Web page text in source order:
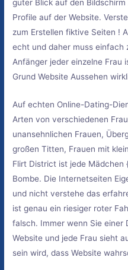
guter Blick auf den
Profile auf der Website.
zum Erstellen fiktive Seiten !
echt und daher muss einfach
Anfänger jeder einzelne Frau
Grund Website Aussehen
Auf echten Online-Dating-
Arten von verschiedenen
unansehnlichen Frauen,
großen Titten, Frauen mit
Flirt District ist jede
Bombe. Die Internetseiten
und nicht verstehe das
ist genau ein riesiger roter
falsch. Immer wenn Sie einer
Website und jede Frau sieht
sein wird, dass Website